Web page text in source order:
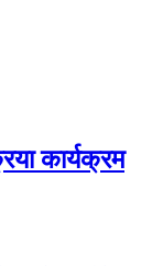
कार्यक्रम